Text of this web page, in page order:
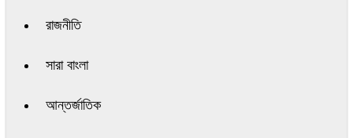
রাজনীতি
সারা বাংলা
আন্তর্জাতিক